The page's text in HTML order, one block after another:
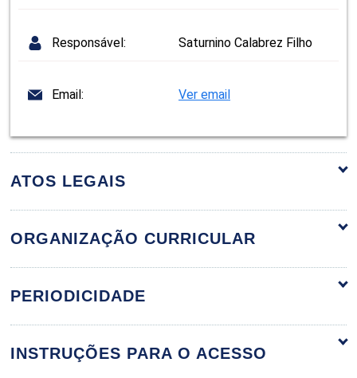
Responsável: Saturnino Calabrez Filho
Email: Ver email
ATOS LEGAIS
ORGANIZAÇÃO CURRICULAR
PERIODICIDADE
INSTRUÇÕES PARA O ACESSO